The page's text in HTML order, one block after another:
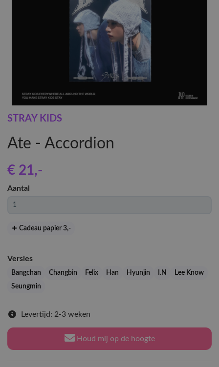
STRAY KIDS
Ate - Accordion
€ 21,-
Aantal
Cadeau papier 3,-
Versies
Bangchan Changbin Felix Han Hyunjin I.N
Lee Know
Seungmin
Levertijd: 2-3 weken
Houd mij op de hoogte